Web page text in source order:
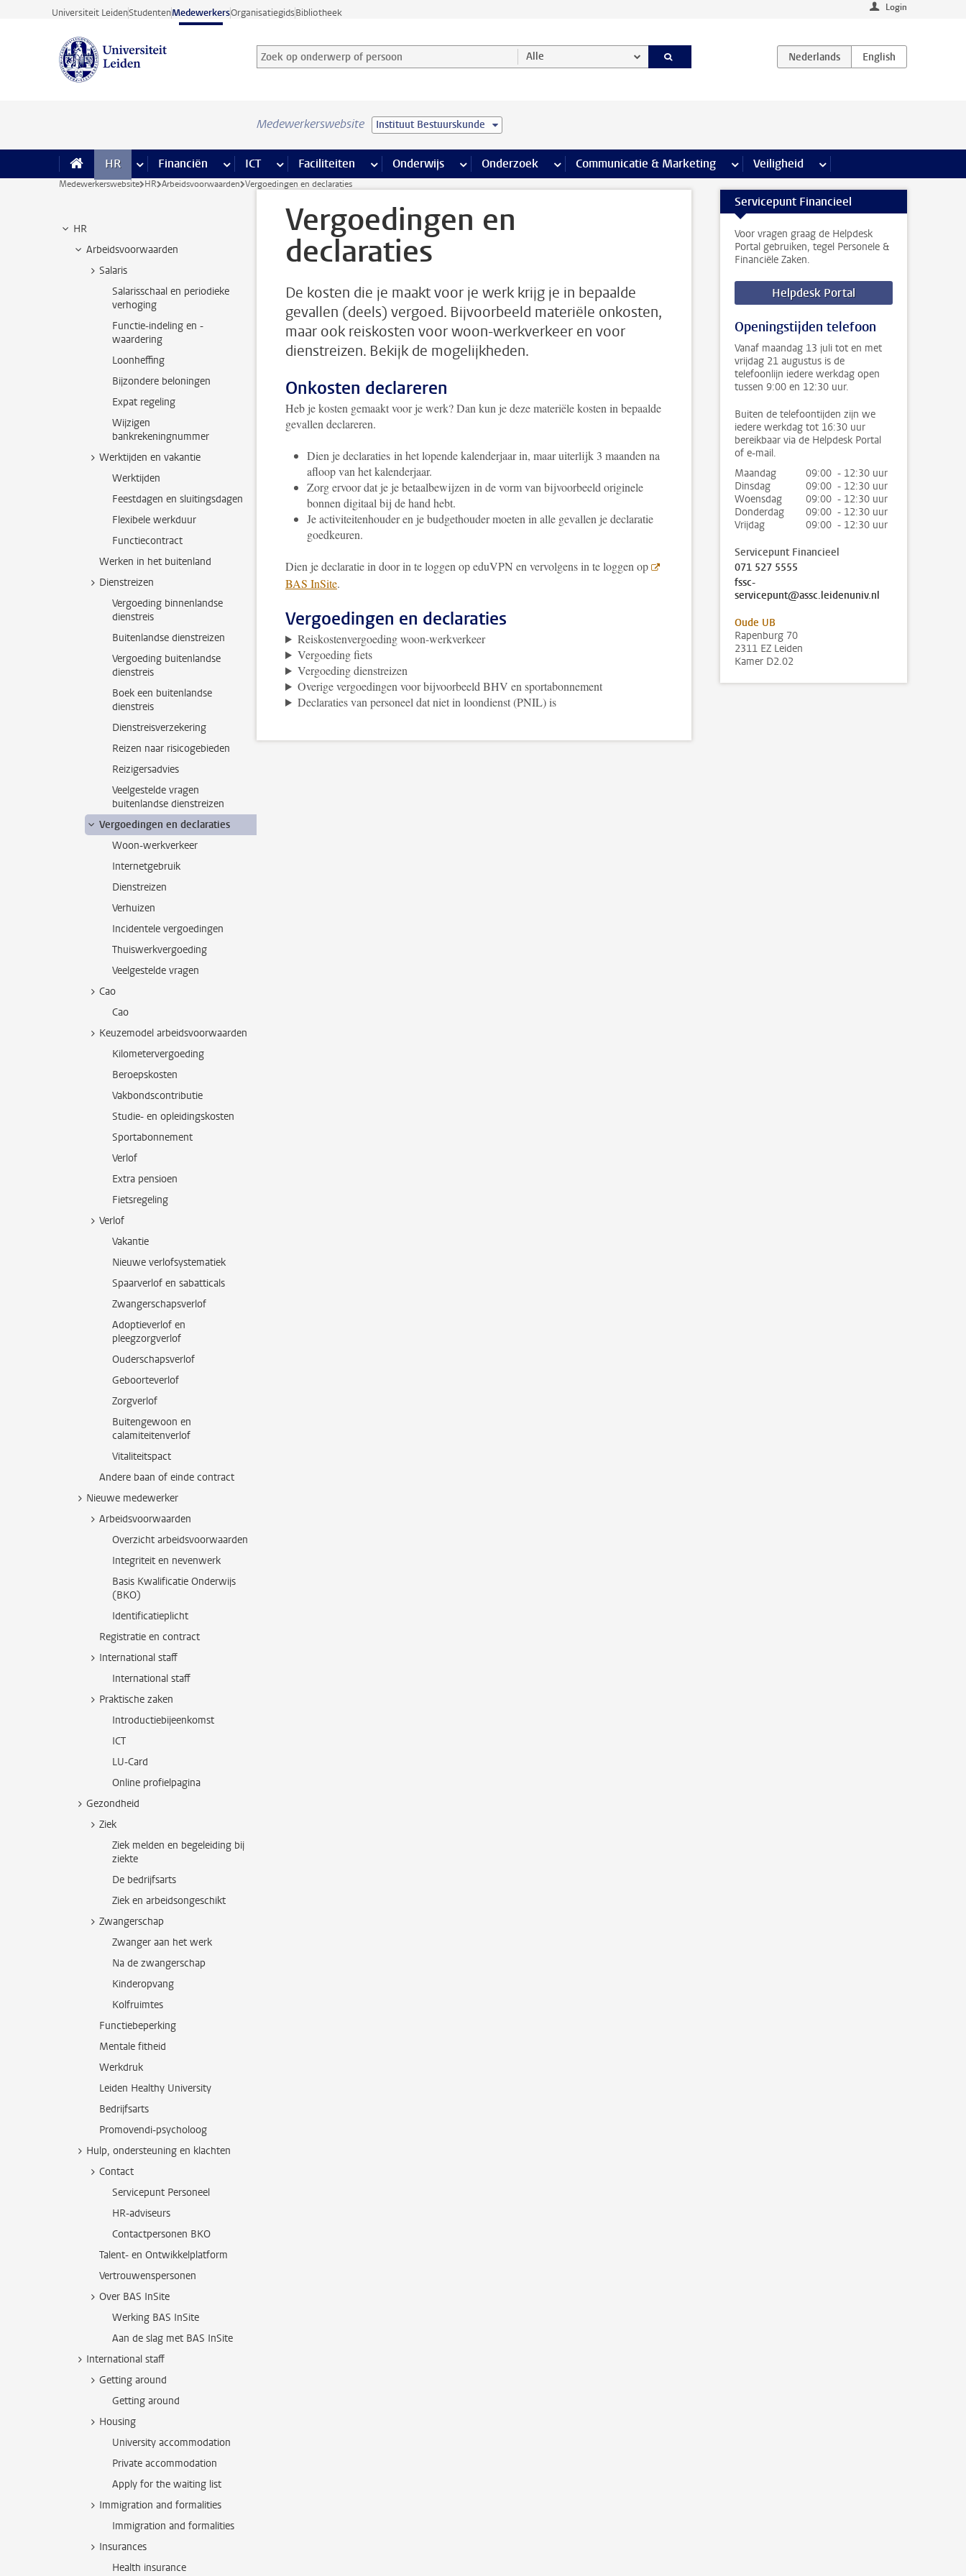
Ga direct naar de inhoud
Universiteit LeidenStudentenMedewerkersOrganisatiegidsBibliotheek Login
Zoek op onderwerp of persoon en selecteer categorie
Zoekterm Alle
Medewerkerswebsite Instituut Bestuurskunde
HR meer HR pagina’s
Financiën meer Financiën pagina’s
ICT meer ICT pagina’s
Faciliteiten meer Faciliteiten pagina’s
Onderwijs meer Onderwijs pagina’s
Onderzoek meer Onderzoek pagina’s
Communicatie & Marketing meer Communicatie & Marketing pagina’s
Veiligheid meer Veiligheid pagina’s
Medewerkerswebsite HR Arbeidsvoorwaarden Vergoedingen en declaraties
HR
Arbeidsvoorwaarden
Salaris
Salarisschaal en periodieke
verhoging
Functie-indeling en -
waardering
Loonheffing
Bijzondere beloningen
Expat regeling
Wijzigen
bankrekeningnummer
Werktijden en vakantie
Werktijden
Feestdagen en sluitingsdagen
Flexibele werkduur
Functiecontract
Werken in het buitenland
Dienstreizen
Vergoeding binnenlandse
dienstreis
Buitenlandse dienstreizen
Vergoeding buitenlandse
dienstreis
Boek een buitenlandse
dienstreis
Dienstreisverzekering
Reizen naar risicogebieden
Reizigersadvies
Veelgestelde vragen
buitenlandse dienstreizen
Vergoedingen en declaraties
Woon-werkverkeer
Internetgebruik
Dienstreizen
Verhuizen
Incidentele vergoedingen
Thuiswerkvergoeding
Veelgestelde vragen
Cao
Cao
Keuzemodel arbeidsvoorwaarden
Kilometervergoeding
Beroepskosten
Vakbondscontributie
Studie- en opleidingskosten
Sportabonnement
Verlof
Extra pensioen
Fietsregeling
Verlof
Vakantie
Nieuwe verlofsystematiek
Spaarverlof en sabatticals
Zwangerschapsverlof
Adoptieverlof en
pleegzorgverlof
Ouderschapsverlof
Geboorteverlof
Zorgverlof
Buitengewoon en
calamiteitenverlof
Vitaliteitspact
Andere baan of einde contract
Nieuwe medewerker
Arbeidsvoorwaarden
Overzicht arbeidsvoorwaarden
Integriteit en nevenwerk
Basis Kwalificatie Onderwijs
(BKO)
Identificatieplicht
Registratie en contract
International staff
International staff
Praktische zaken
Introductiebijeenkomst
ICT
LU-Card
Online profielpagina
Gezondheid
Ziek
Ziek melden en begeleiding bij
ziekte
De bedrijfsarts
Ziek en arbeidsongeschikt
Zwangerschap
Zwanger aan het werk
Na de zwangerschap
Kinderopvang
Kolfruimtes
Functiebeperking
Mentale fitheid
Werkdruk
Leiden Healthy University
Bedrijfsarts
Promovendi-psycholoog
Hulp, ondersteuning en klachten
Contact
Servicepunt Personeel
HR-adviseurs
Contactpersonen BKO
Talent- en Ontwikkelplatform
Vertrouwenspersonen
Over BAS InSite
Werking BAS InSite
Aan de slag met BAS InSite
International staff
Getting around
Getting around
Housing
University accommodation
Private accommodation
Apply for the waiting list
Immigration and formalities
Immigration and formalities
Insurances
Health insurance
Vergoedingen en
declaraties
De kosten die je maakt voor je werk krijg je in bepaalde
gevallen (deels) vergoed. Bijvoorbeeld materiële onkosten,
maar ook reiskosten voor woon-werkverkeer en voor
dienstreizen. Bekijk de mogelijkheden.
Onkosten declareren
Heb je kosten gemaakt voor je werk? Dan kun je deze materiële kosten in bepaalde
gevallen declareren.
Dien je declaraties in het lopende kalenderjaar in, maar uiterlijk 3 maanden na
afloop van het kalenderjaar.
Zorg ervoor dat je je betaalbewijzen in de vorm van bijvoorbeeld originele
bonnen digitaal bij de hand hebt.
Je activiteitenhouder en je budgethouder moeten in alle gevallen je declaratie
goedkeuren.
Dien je declaratie in door in te loggen op eduVPN en vervolgens in te loggen op
BAS InSite.
Vergoedingen en declaraties
Reiskostenvergoeding woon-werkverkeer
Vergoeding fiets
Vergoeding dienstreizen
Overige vergoedingen voor bijvoorbeeld BHV en sportabonnement
Declaraties van personeel dat niet in loondienst (PNIL) is
Servicepunt Financieel
Voor vragen graag de Helpdesk
Portal gebruiken, tegel Personele &
Financiële Zaken.
Helpdesk Portal
Openingstijden telefoon
Vanaf maandag 13 juli tot en met
vrijdag 21 augustus is de
telefoonlijn iedere werkdag open
tussen 9:00 en 12:30 uur.
Buiten de telefoontijden zijn we
iedere werkdag tot 16:30 uur
bereikbaar via de Helpdesk Portal
of e-mail.
Maandag
09:00 - 12:30 uur
Dinsdag
09:00 - 12:30 uur
Woensdag
09:00 - 12:30 uur
Donderdag
09:00 - 12:30 uur
Vrijdag
09:00 - 12:30 uur
Servicepunt Financieel
071 527 5555
fssc-
servicepunt@assc.leidenuniv.nl
Oude UB
Rapenburg 70
2311 EZ Leiden
Kamer D2.02